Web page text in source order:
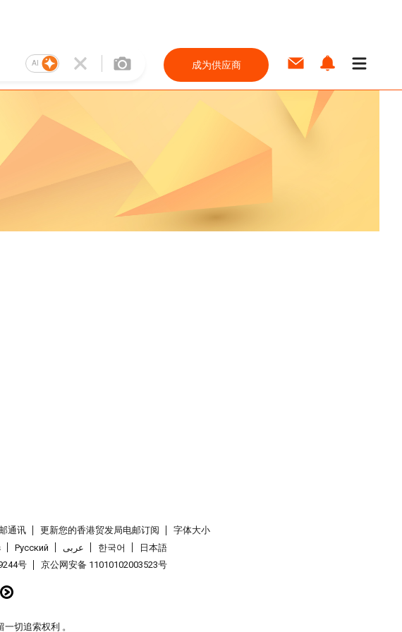
AI 成为供应商
通讯 更新您的香港贸发局电邮订阅
字体大小
Pусский عربى 한국어
日本語
号 京公网安备 11010102003523号
切追索权利 。